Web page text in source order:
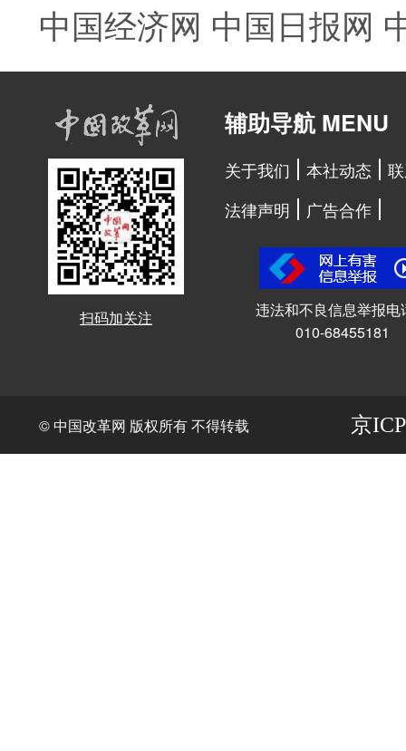
中国经济网 中国日报网
扫码加关注
辅助导航 MENU
关于我们 本社动态
法律声明
广告合作
违法和不良信息举报电
010-68455181
© 中国改革网 版权所有 不得转载 京